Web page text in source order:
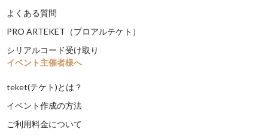
よくある質問
PRO ARTEKET（プロアルテケト）
シリアルコード受け取り
イベント主催者様へ
teket(テケト)とは？
イベント作成の方法
ご利用料金について